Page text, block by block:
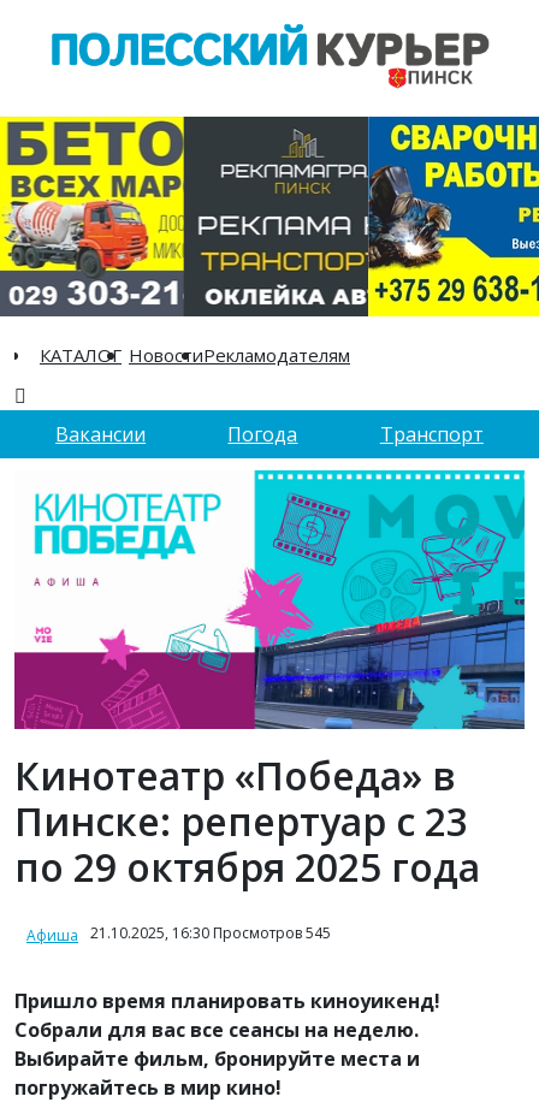
КАТАЛОГ НовостиРекламодателям
Вакансии Погода Транспорт
Кинотеатр «Победа» в
Пинске: репертуар с 23
по 29 октября 2025 года
Афиша 21.10.2025, 16:30 Просмотров 545
Пришло время планировать киноуикенд!
Собрали для вас все сеансы на неделю.
Выбирайте фильм, бронируйте места и
погружайтесь в мир кино!